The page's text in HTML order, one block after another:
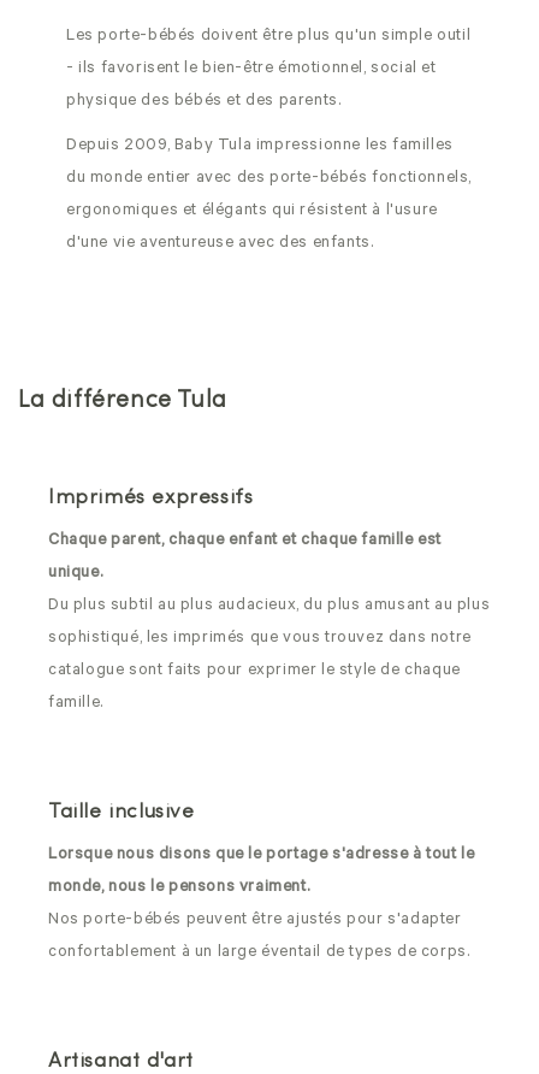
Les porte-bébés doivent être plus qu'un simple outil
- ils favorisent le bien-être émotionnel, social et
physique des bébés et des parents.
Depuis 2009, Baby Tula impressionne les familles
du monde entier avec des porte-bébés fonctionnels,
ergonomiques et élégants qui résistent à l'usure
d'une vie aventureuse avec des enfants.
La différence Tula
Imprimés expressifs
Chaque parent, chaque enfant et chaque famille est
unique.
Du plus subtil au plus audacieux, du plus amusant au plus
sophistiqué, les imprimés que vous trouvez dans notre
catalogue sont faits pour exprimer le style de chaque
famille.
Taille inclusive
Lorsque nous disons que le portage s'adresse à tout le
monde, nous le pensons vraiment.
Nos porte-bébés peuvent être ajustés pour s'adapter
confortablement à un large éventail de types de corps.
Artisanat d'art